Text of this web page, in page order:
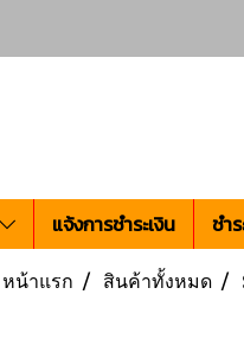
แจ้งการชำระเงิน ชำ
หน้าแรก สินค้าทั้งหมด